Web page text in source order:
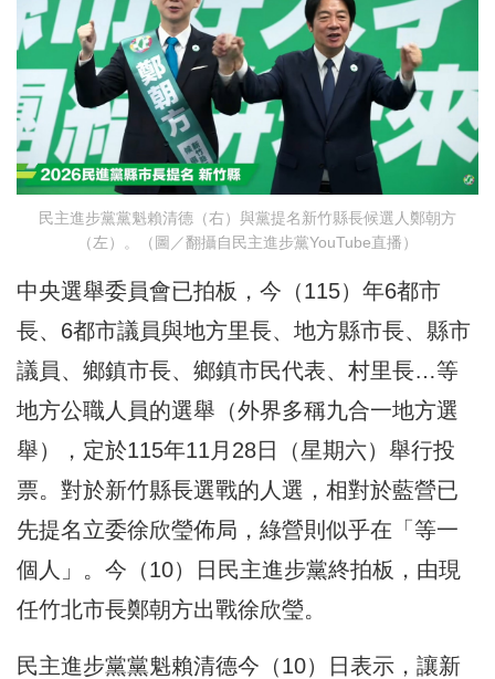
民主進步黨黨魁賴清德（右）與黨提名新竹縣長候選人鄭朝方
（左）。（圖／翻攝自民主進步黨YouTube直播）
中央選舉委員會已拍板，今（115）年6都市
長、6都市議員與地方里長、地方縣市長、縣市
議員、鄉鎮市長、鄉鎮市民代表、村里長…等
地方公職人員的選舉（外界多稱九合一地方選
舉），定於115年11月28日（星期六）舉行投
票。對於新竹縣長選戰的人選，相對於藍營已
先提名立委徐欣瑩佈局，綠營則似乎在「等一
個人」。今（10）日民主進步黨終拍板，由現
任竹北市長鄭朝方出戰徐欣瑩。
民主進步黨黨魁賴清德今（10）日表示，讓新